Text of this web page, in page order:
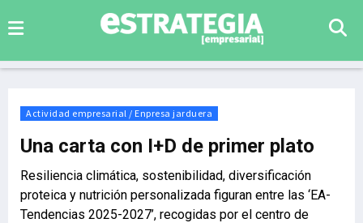
Actividad empresarial / Enpresa jarduera
Una carta con I+D de primer plato
Resiliencia climática, sostenibilidad, diversificación
proteica y nutrición personalizada figuran entre las ‘EA-
Tendencias 2025-2027’, recogidas por el centro de